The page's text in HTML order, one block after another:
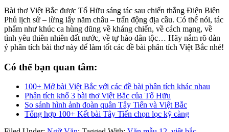
Bài thơ Việt Bắc được Tố Hữu sáng tác sau chiến thắng Điện Biên
Phủ lịch sử – lừng lẫy năm châu – trấn động địa cầu. Có thể nói, tác
phẩm như khúc ca hùng dũng về kháng chiến, về cách mạng, về
tình yêu thiên nhiên đất nước, về tự hào dân tộc… Hãy nắm rõ dàn
ý phân tích bài thơ này để làm tốt các đề bài phân tích Việt Bắc nhé!
Có thể bạn quan tâm:
100+ Mở bài Việt Bắc với các đề bài phân tích khác nhau
Phân tích khổ 3 bài thơ Việt Bắc của Tố Hữu
So sánh hình ảnh đoàn quân Tây Tiến và Việt Bắc
Tổng hợp 100+ Kết bài Tây Tiến chọn lọc kỹ càng